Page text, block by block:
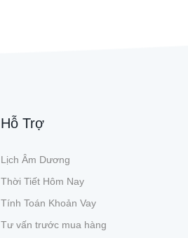
Hỗ Trợ
Lịch Âm Dương
Thời Tiết Hôm Nay
Tính Toán Khoản Vay
Tư vấn trước mua hàng